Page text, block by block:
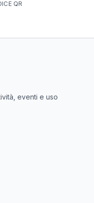
QR
eventi e uso